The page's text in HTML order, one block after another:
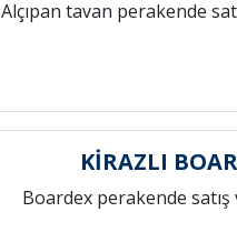
Alçıpan tavan perakende
KİRAZLI
Boardex perakende